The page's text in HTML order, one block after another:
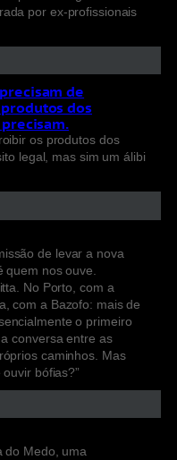
por ex-profissionais
de
dos
os produtos dos
legal, mas sim um álibi
de levar a nova
nos ouve.
No Porto, com a
com a Bazofo: mais de
o primeiro
conversa entre as
caminhos. Mas
bófias?”
do Medo, uma